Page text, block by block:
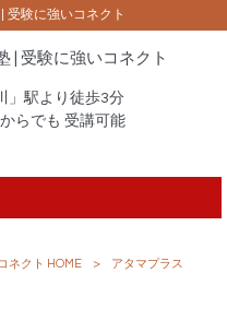
受験に強いコネクト
」駅より徒歩3分
らでも 受講可能
ネクト HOME >
アタマプラス